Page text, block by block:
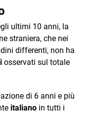
ultimi 10 anni, la
straniera, che nei
differenti, non ha
osservati sul totale
di 6 anni e più
italiano in tutti i